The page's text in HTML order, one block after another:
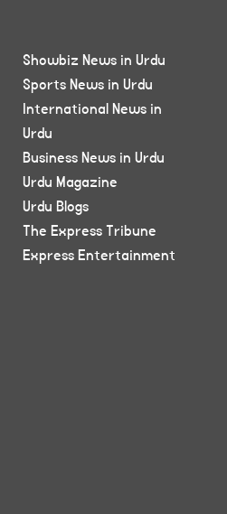
Showbiz News in Urdu
Sports News in Urdu
International News in
Urdu
Business News in Urdu
Urdu Magazine
Urdu Blogs
The Express Tribune
Express Entertainment